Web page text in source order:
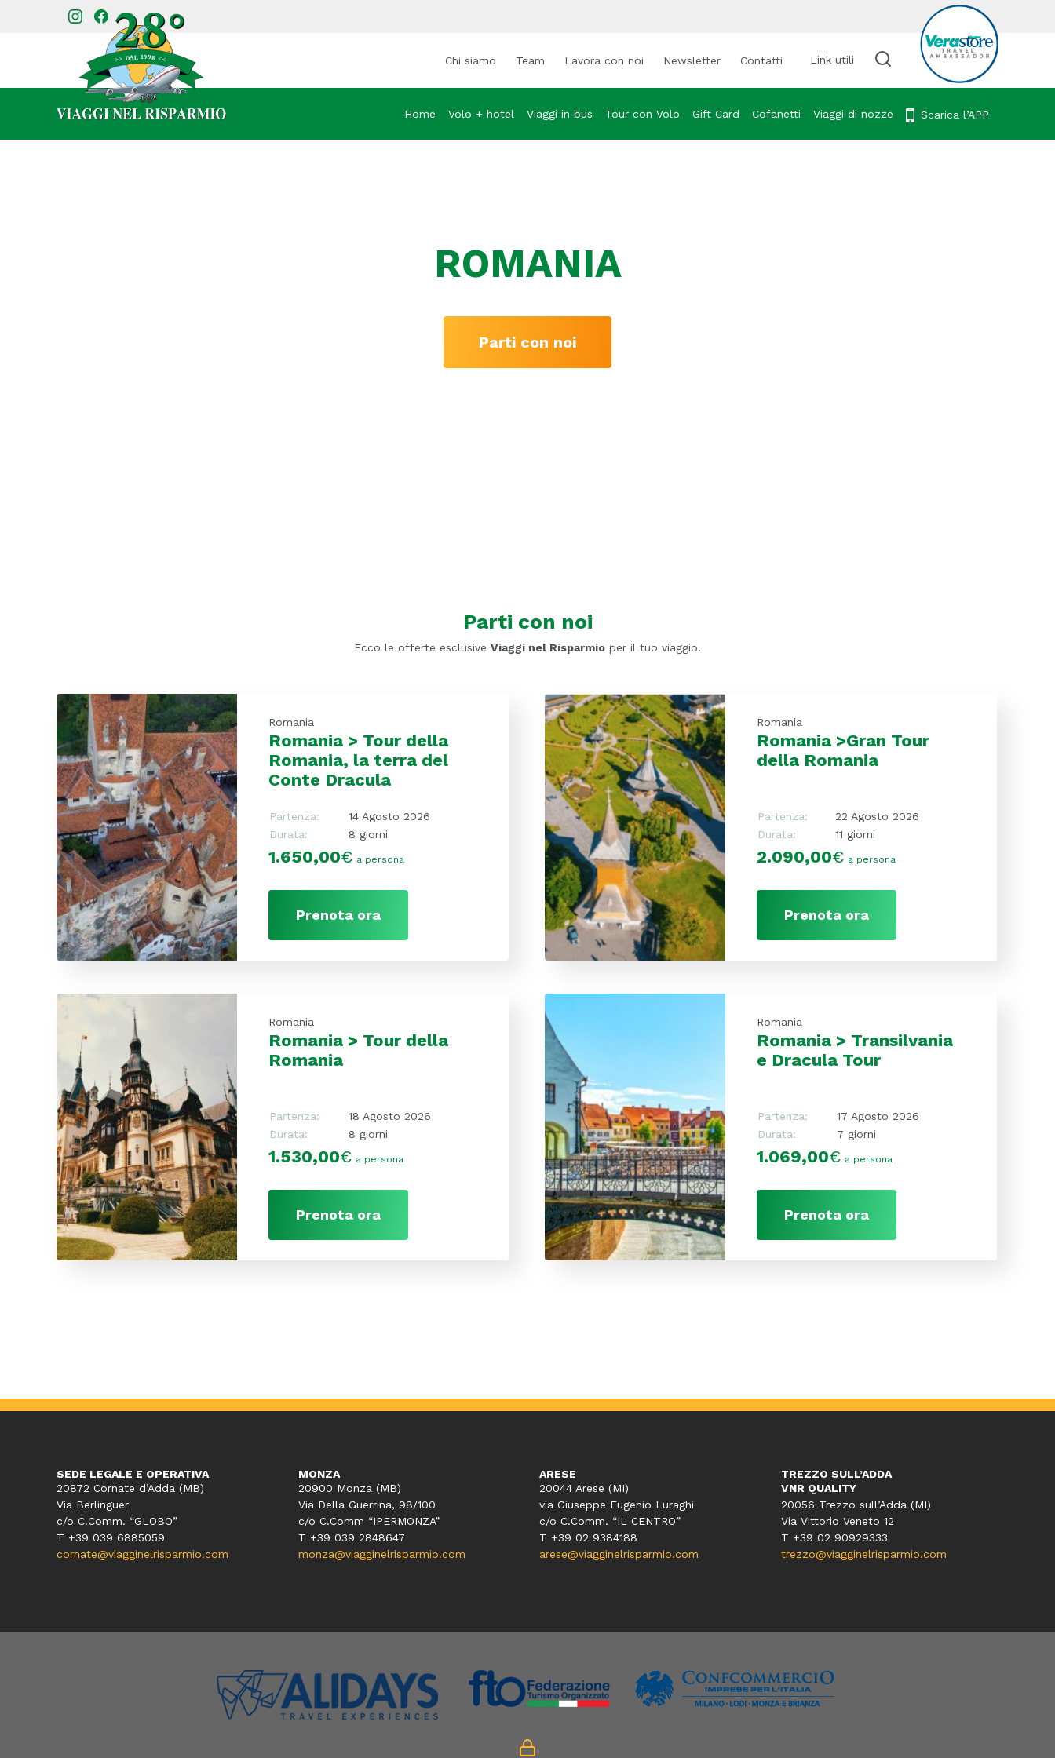
Chi siamo Team Lavora con noi Newsletter Contatti Link utili Cerca viaggio
Home Volo + hotel Viaggi in bus Tour con Volo Gift Card Cofanetti Viaggi di nozze Scarica l’APP
ROMANIA
Parti con noi
Parti con noi
Ecco le offerte esclusive Viaggi nel Risparmio per il tuo viaggio.
Romania
Romania > Tour della
Romania, la terra del
Conte Dracula
Partenza:
14 Agosto 2026
Durata:
8 giorni
1.650,00€ a persona
Prenota ora
Romania
Romania >Gran Tour
della Romania
Partenza:
22 Agosto 2026
Durata:
11 giorni
2.090,00€ a persona
Prenota ora
Romania
Romania > Tour della
Romania
Partenza:
18 Agosto 2026
Durata:
8 giorni
1.530,00€ a persona
Prenota ora
Romania
Romania > Transilvania
e Dracula Tour
Partenza:
17 Agosto 2026
Durata:
7 giorni
1.069,00€ a persona
Prenota ora
SEDE LEGALE E OPERATIVA
20872 Cornate d’Adda (MB)
Via Berlinguer
c/o C.Comm. “GLOBO”
T +39 039 6885059
cornate@viagginelrisparmio.com
MONZA
20900 Monza (MB)
Via Della Guerrina, 98/100
c/o C.Comm “IPERMONZA”
T +39 039 2848647
monza@viagginelrisparmio.com
ARESE
20044 Arese (MI)
via Giuseppe Eugenio Luraghi
c/o C.Comm. “IL CENTRO”
T +39 02 9384188
arese@viagginelrisparmio.com
TREZZO SULL’ADDA
VNR QUALITY
20056 Trezzo sull’Adda (MI)
Via Vittorio Veneto 12
T +39 02 90929333
trezzo@viagginelrisparmio.com